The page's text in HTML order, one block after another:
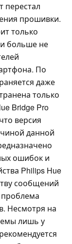
перестал
прошивки.
только
больше не
По
даже
только
Bridge Pro
версия
данной
ошибок и
Philips Hue
сообщений
Несмотря на
лишь у